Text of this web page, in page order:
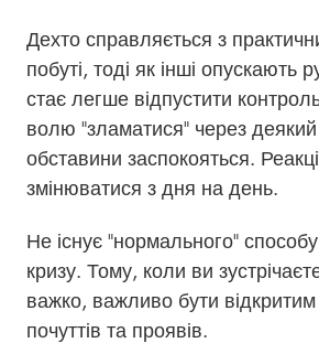
Дехто справляється з
побуті, тоді як інші опускають
стає легше відпустити
волю "зламатися" через
обставини заспокояться.
змінюватися з дня на день.
Не існує "нормального"
кризу. Тому, коли ви
важко, важливо бути відкритим
почуттів та проявів.